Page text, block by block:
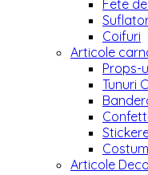
Fete
Coifuri
Articole
Props-
Tunuri
Confetti
Articole